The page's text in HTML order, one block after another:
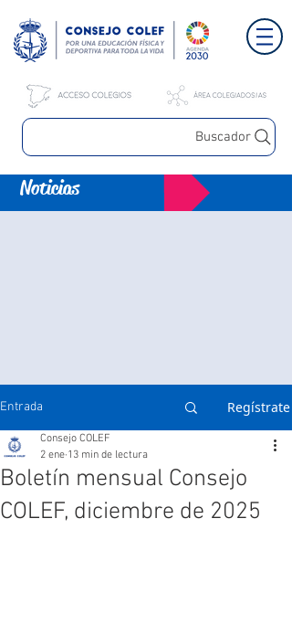
Buscador
Noticias
Entrada Regístrate
Boletín mensual Consejo
COLEF, diciembre de 2025
Consejo COLEF
2 ene 13 min de lectura